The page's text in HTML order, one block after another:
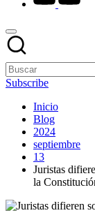
Subscribe
Inicio
Blog
2024
septiembre
13
Juristas
la